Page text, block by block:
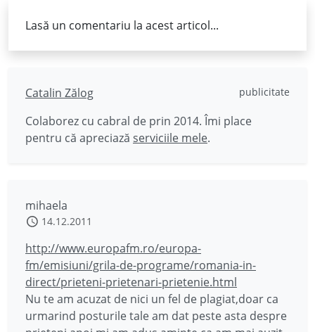
Lasă un comentariu la acest articol...
Catalin Zălog publicitate
Colaborez cu cabral de prin 2014. Îmi place
pentru că apreciază serviciile mele.
mihaela
14.12.2011
http://www.europafm.ro/europa-
fm/emisiuni/grila-de-programe/romania-in-
direct/prieteni-prietenari-prietenie.html
Nu te am acuzat de nici un fel de plagiat,doar ca
urmarind posturile tale am dat peste asta despre